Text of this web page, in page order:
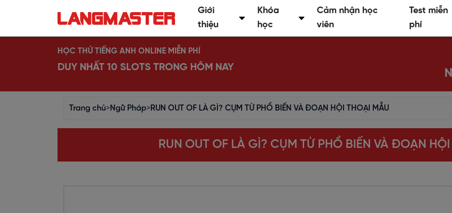
Giới
thiệu
Khóa
học
Cảm nhận học
viên
Test miễn
phí
HỌC THỬ TIẾNG ANH ONLINE MIỄN PHÍ
DUY NHẤT 10 SLOTS TRONG HÔM NAY
Trang chủ>Ngữ Pháp>RUN OUT OF LÀ GÌ? CỤM TỪ PHỔ BIẾN VÀ ĐOẠN HỘI THOẠI MẪU
RUN OUT OF LÀ GÌ? CỤM TỪ PHỔ BIẾN VÀ ĐOẠN